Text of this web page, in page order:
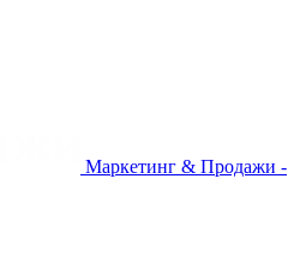
Маркетинг & Продажи -